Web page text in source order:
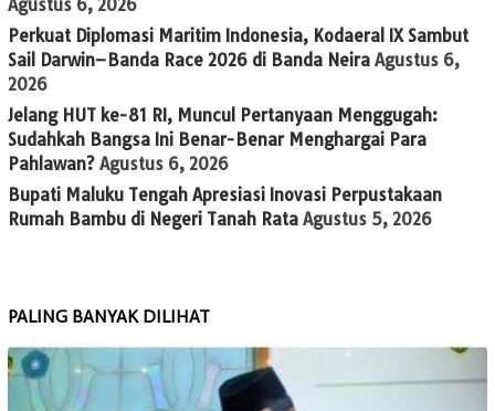
Agustus 6, 2026
Perkuat Diplomasi Maritim Indonesia, Kodaeral IX Sambut
Sail Darwin–Banda Race 2026 di Banda Neira Agustus 6,
2026
Jelang HUT ke-81 RI, Muncul Pertanyaan Menggugah:
Sudahkah Bangsa Ini Benar-Benar Menghargai Para
Pahlawan? Agustus 6, 2026
Bupati Maluku Tengah Apresiasi Inovasi Perpustakaan
Rumah Bambu di Negeri Tanah Rata Agustus 5, 2026
PALING BANYAK DILIHAT